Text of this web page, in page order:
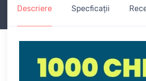
Descriere Specficații